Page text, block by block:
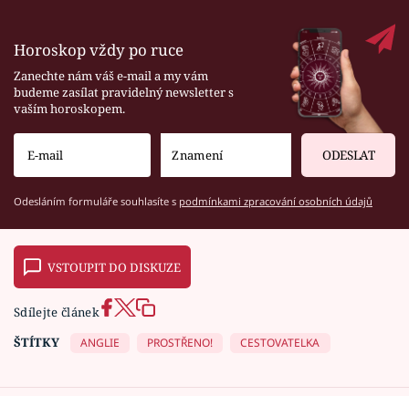
Horoskop vždy po ruce
Zanechte nám váš e-mail a my vám
budeme zasílat pravidelný newsletter s
vaším horoskopem.
ODESLAT
Odesláním formuláře souhlasíte s podmínkami zpracování osobních údajů
VSTOUPIT DO DISKUZE
Sdílejte článek
ŠTÍTKY
ANGLIE PROSTŘENO! CESTOVATELKA